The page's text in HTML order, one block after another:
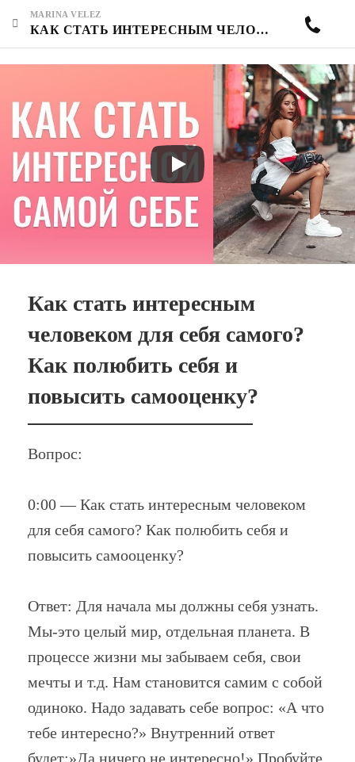
MARINA VELEZ
КАК СТАТЬ ИНТЕРЕСНЫМ ЧЕЛОВЕКОМ ДЛЯ СЕБЯ САМОГО? КАК ПОЛЮБИТЬ СЕБЯ И ПОВЫСИТЬ САМООЦЕНКУ?
Как стать интересным
человеком для себя самого?
Как полюбить себя и
повысить самооценку?
Вопрос:
0:00 — Как стать интересным человеком
для себя самого? Как полюбить себя и
повысить самооценку?
Ответ: Для начала мы должны себя узнать.
Мы-это целый мир, отдельная планета. В
процессе жизни мы забываем себя, свои
мечты и т.д. Нам становится самим с собой
одиноко. Надо задавать себе вопрос: «А что
тебе интересно?» Внутренний ответ
будет:»Да ничего не интересно!» Пробуйте